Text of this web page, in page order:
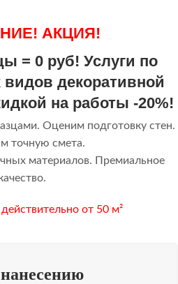
АКЦИЯ!
= 0 руб! Услуги по
декоративной
на работы -20%!
Оценим подготовку стен.
точную смета.
материалов. Премиальное
от 50 м²